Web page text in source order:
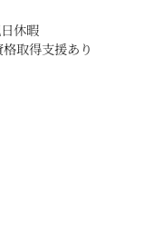
休暇
取得支援あり